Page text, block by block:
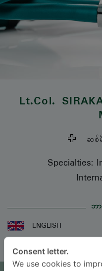
Lt.Col.
ဆစ်
Specialties:
ဘ
ENGLISH
Consent letter.
We use cookies to